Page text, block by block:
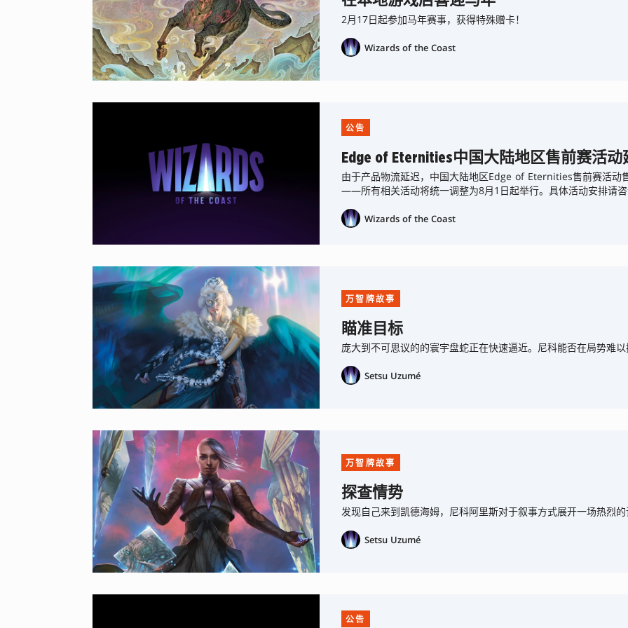
2月17日起参加马年赛事，获得特殊赠卡！
Wizards of the Coast
公告
Edge of Eternities中国大陆地区售前赛活
由于产品物流延迟，中国大陆地区Edge of Eternities售前赛活动
——所有相关活动将统一调整为8月1日起举行。具体活动安排请
Wizards of the Coast
万智牌故事
瞄准目标
庞大到不可思议的的寰宇盘蛇正在快速逼近。尼科能否在局势难
Setsu Uzumé
万智牌故事
探查情势
发现自己来到凯德海姆，尼科阿里斯对于叙事方式展开一场热烈
Setsu Uzumé
公告